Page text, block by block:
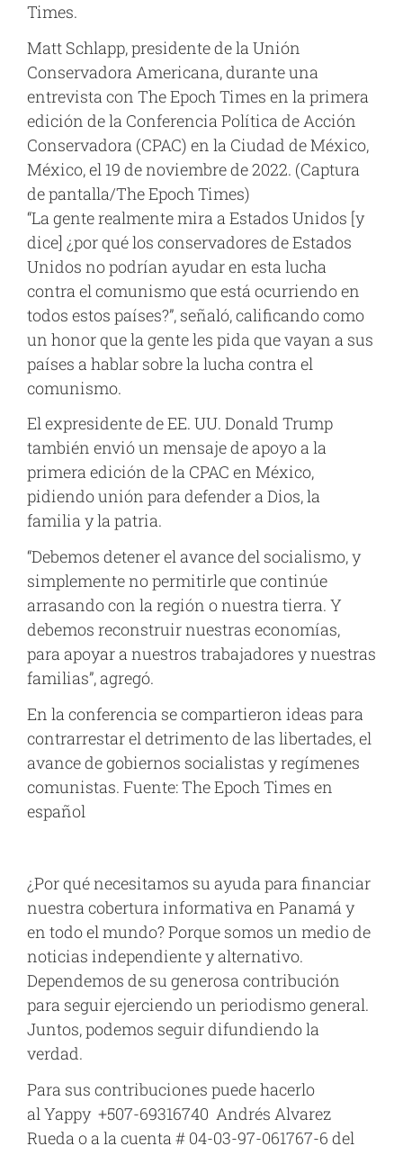
Times.
Matt Schlapp, presidente de la Unión
Conservadora Americana, durante una
entrevista con The Epoch Times en la primera
edición de la Conferencia Política de Acción
Conservadora (CPAC) en la Ciudad de México,
México, el 19 de noviembre de 2022. (Captura
de pantalla/The Epoch Times)
“La gente realmente mira a Estados Unidos [y
dice] ¿por qué los conservadores de Estados
Unidos no podrían ayudar en esta lucha
contra el comunismo que está ocurriendo en
todos estos países?”, señaló, calificando como
un honor que la gente les pida que vayan a sus
países a hablar sobre la lucha contra el
comunismo.
El expresidente de EE. UU. Donald Trump
también envió un mensaje de apoyo a la
primera edición de la CPAC en México,
pidiendo unión para defender a Dios, la
familia y la patria.
“Debemos detener el avance del socialismo, y
simplemente no permitirle que continúe
arrasando con la región o nuestra tierra. Y
debemos reconstruir nuestras economías,
para apoyar a nuestros trabajadores y nuestras
familias”, agregó.
En la conferencia se compartieron ideas para
contrarrestar el detrimento de las libertades, el
avance de gobiernos socialistas y regímenes
comunistas. Fuente: The Epoch Times en
español
¿Por qué necesitamos su ayuda para financiar
nuestra cobertura informativa en Panamá y
en todo el mundo? Porque somos un medio de
noticias independiente y alternativo.
Dependemos de su generosa contribución
para seguir ejerciendo un periodismo general.
Juntos, podemos seguir difundiendo la
verdad.
Para sus contribuciones puede hacerlo
al Yappy +507-69316740 Andrés Alvarez
Rueda o a la cuenta # 04-03-97-061767-6 del